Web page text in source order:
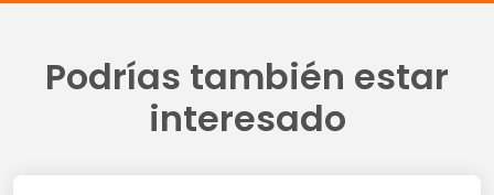
Podrías también estar
interesado